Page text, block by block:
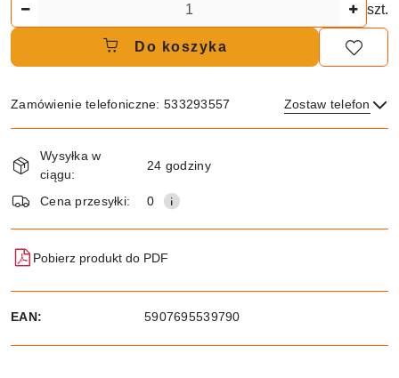
szt.
Do koszyka
Zamówienie telefoniczne: 533293557 Zostaw telefon
i
dostawa
Wysyłka w
ciągu:
24 godziny
Cena przesyłki: 0
Pobierz produkt do PDF
EAN: 5907695539790